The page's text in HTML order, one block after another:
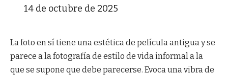
14 de octubre de 2025
La foto en sí tiene una estética de película antigua y se
parece a la fotografía de estilo de vida informal a la
que se supone que debe parecerse. Evoca una vibra de